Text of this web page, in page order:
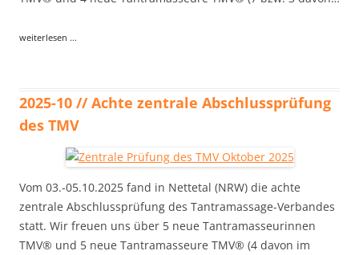
weiterlesen ...
2025-10 // Achte zentrale Abschlussprüfung
des TMV
Vom 03.-05.10.2025 fand in Nettetal (NRW) die achte
zentrale Abschlussprüfung des Tantramassage-Verbandes
statt. Wir freuen uns über 5 neue Tantramasseurinnen
TMV® und 5 neue Tantramasseure TMV® (4 davon im